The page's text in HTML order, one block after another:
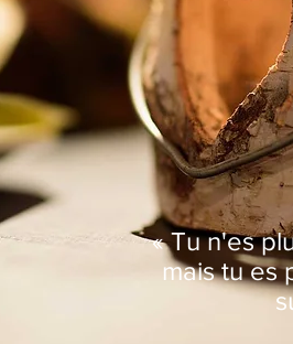
« Tu n'es
mais tu es